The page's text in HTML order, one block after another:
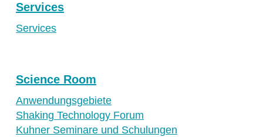
Services
Services
Science Room
Anwendungsgebiete
Shaking Technology Forum
Kuhner Seminare und Schulungen